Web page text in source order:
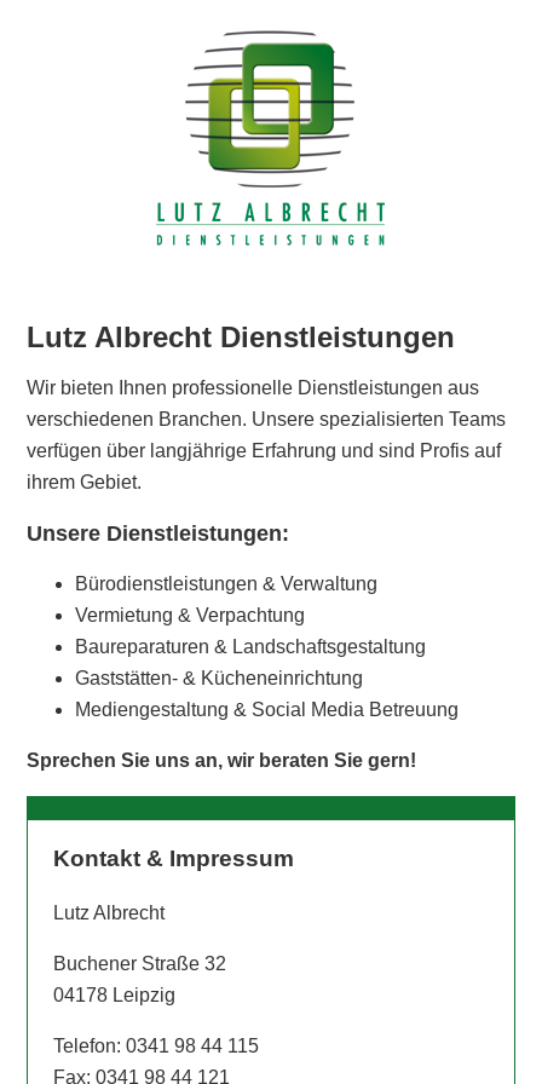
Lutz Albrecht Dienstleistungen
Wir bieten Ihnen professionelle Dienstleistungen aus
verschiedenen Branchen. Unsere spezialisierten Teams
verfügen über langjährige Erfahrung und sind Profis auf
ihrem Gebiet.
Unsere Dienstleistungen:
Bürodienstleistungen & Verwaltung
Vermietung & Verpachtung
Baureparaturen & Landschaftsgestaltung
Gaststätten- & Kücheneinrichtung
Mediengestaltung & Social Media Betreuung
Sprechen Sie uns an, wir beraten Sie gern!
Kontakt & Impressum
Lutz Albrecht
Buchener Straße 32
04178 Leipzig
Telefon: 0341 98 44 115
Fax: 0341 98 44 121